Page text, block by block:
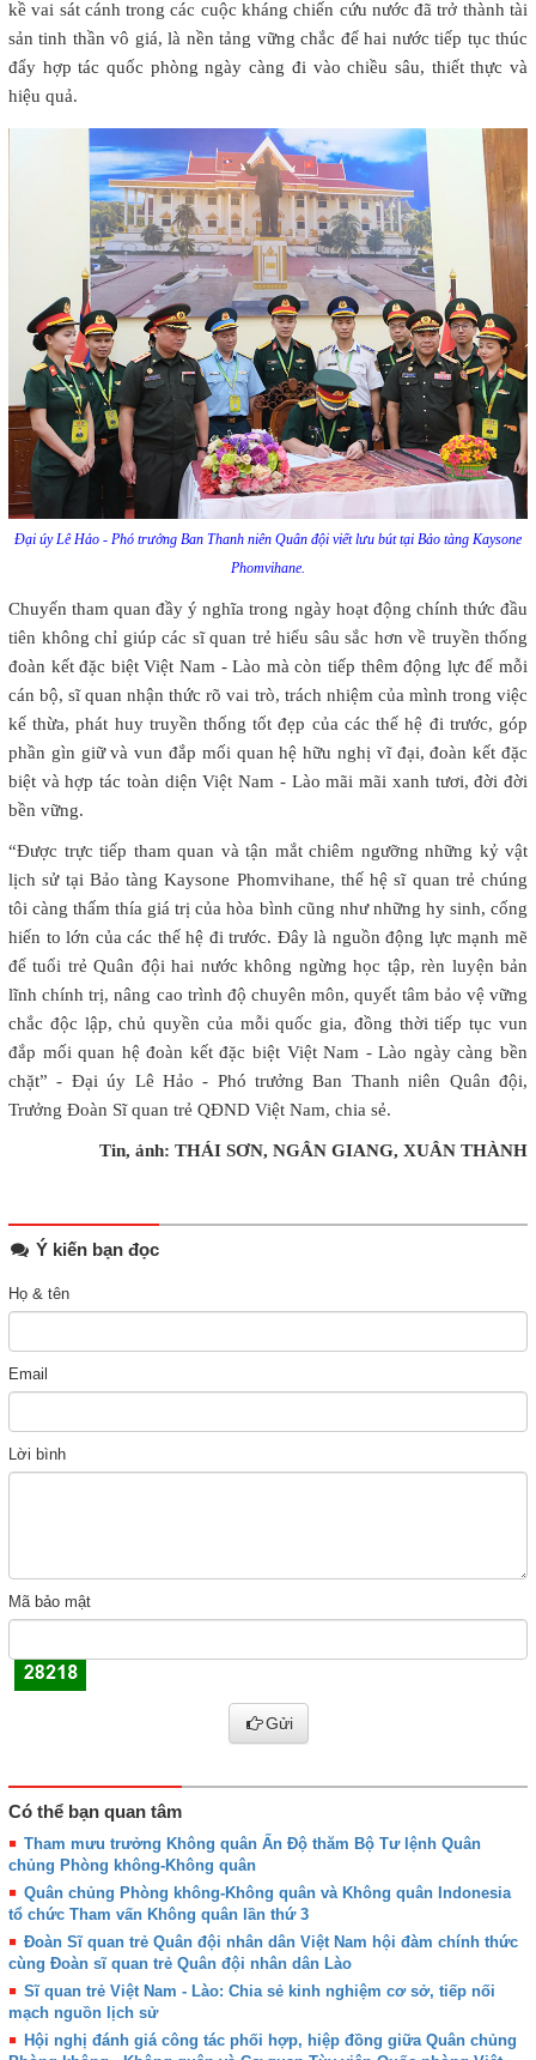
kề vai sát cánh trong các cuộc kháng chiến cứu nước đã trở thành tài
sản tinh thần vô giá, là nền tảng vững chắc để hai nước tiếp tục thúc
đẩy hợp tác quốc phòng ngày càng đi vào chiều sâu, thiết thực và
hiệu quả.
Đại úy Lê Hảo - Phó trưởng Ban Thanh niên Quân đội viết lưu bút tại Bảo tàng Kaysone
Phomvihane.
Chuyến tham quan đầy ý nghĩa trong ngày hoạt động chính thức đầu
tiên không chỉ giúp các sĩ quan trẻ hiểu sâu sắc hơn về truyền thống
đoàn kết đặc biệt Việt Nam - Lào mà còn tiếp thêm động lực để mỗi
cán bộ, sĩ quan nhận thức rõ vai trò, trách nhiệm của mình trong việc
kế thừa, phát huy truyền thống tốt đẹp của các thế hệ đi trước, góp
phần gìn giữ và vun đắp mối quan hệ hữu nghị vĩ đại, đoàn kết đặc
biệt và hợp tác toàn diện Việt Nam - Lào mãi mãi xanh tươi, đời đời
bền vững.
“Được trực tiếp tham quan và tận mắt chiêm ngưỡng những kỷ vật
lịch sử tại Bảo tàng Kaysone Phomvihane, thế hệ sĩ quan trẻ chúng
tôi càng thấm thía giá trị của hòa bình cũng như những hy sinh, cống
hiến to lớn của các thế hệ đi trước. Đây là nguồn động lực mạnh mẽ
để tuổi trẻ Quân đội hai nước không ngừng học tập, rèn luyện bản
lĩnh chính trị, nâng cao trình độ chuyên môn, quyết tâm bảo vệ vững
chắc độc lập, chủ quyền của mỗi quốc gia, đồng thời tiếp tục vun
đắp mối quan hệ đoàn kết đặc biệt Việt Nam - Lào ngày càng bền
chặt” - Đại úy Lê Hảo - Phó trưởng Ban Thanh niên Quân đội,
Trưởng Đoàn Sĩ quan trẻ QĐND Việt Nam, chia sẻ.
Tin, ảnh: THÁI SƠN, NGÂN GIANG, XUÂN THÀNH
Ý kiến bạn đọc
Họ & tên
Email
Lời bình
Mã bảo mật
Gửi
Có thể bạn quan tâm
Tham mưu trưởng Không quân Ấn Độ thăm Bộ Tư lệnh Quân
chủng Phòng không-Không quân
Quân chủng Phòng không-Không quân và Không quân Indonesia
tổ chức Tham vấn Không quân lần thứ 3
Đoàn Sĩ quan trẻ Quân đội nhân dân Việt Nam hội đàm chính thức
cùng Đoàn sĩ quan trẻ Quân đội nhân dân Lào
Sĩ quan trẻ Việt Nam - Lào: Chia sẻ kinh nghiệm cơ sở, tiếp nối
mạch nguồn lịch sử
Hội nghị đánh giá công tác phối hợp, hiệp đồng giữa Quân chủng